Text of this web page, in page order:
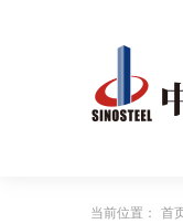
当前位置： 首